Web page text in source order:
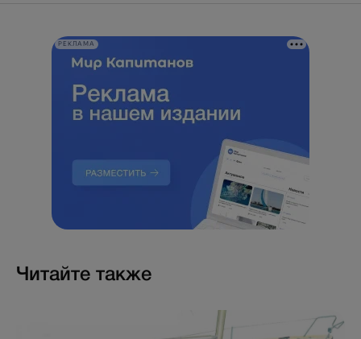
РЕКЛАМА
Читайте также